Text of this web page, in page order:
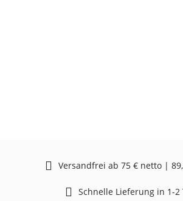
Versandfrei ab 75 € netto |
Schnelle Lieferung in 1-2